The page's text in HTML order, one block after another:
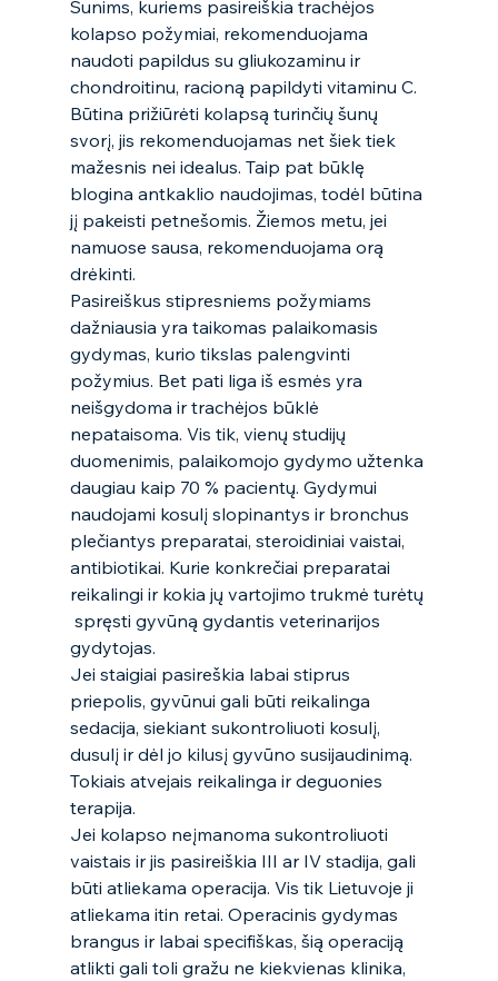
Šunims, kuriems pasireiškia trachėjos
kolapso požymiai, rekomenduojama
naudoti papildus su gliukozaminu ir
chondroitinu, racioną papildyti vitaminu C.
Būtina prižiūrėti kolapsą turinčių šunų
svorį, jis rekomenduojamas net šiek tiek
mažesnis nei idealus. Taip pat būklę
blogina antkaklio naudojimas, todėl būtina
jį pakeisti petnešomis. Žiemos metu, jei
namuose sausa, rekomenduojama orą
drėkinti.
Pasireiškus stipresniems požymiams
dažniausia yra taikomas palaikomasis
gydymas, kurio tikslas palengvinti
požymius. Bet pati liga iš esmės yra
neišgydoma ir trachėjos būklė
nepataisoma. Vis tik, vienų studijų
duomenimis, palaikomojo gydymo užtenka
daugiau kaip 70 % pacientų. Gydymui
naudojami kosulį slopinantys ir bronchus
plečiantys preparatai, steroidiniai vaistai,
antibiotikai. Kurie konkrečiai preparatai
reikalingi ir kokia jų vartojimo trukmė turėtų
spręsti gyvūną gydantis veterinarijos
gydytojas.
Jei staigiai pasireškia labai stiprus
priepolis, gyvūnui gali būti reikalinga
sedacija, siekiant sukontroliuoti kosulį,
dusulį ir dėl jo kilusį gyvūno susijaudinimą.
Tokiais atvejais reikalinga ir deguonies
terapija.
Jei kolapso neįmanoma sukontroliuoti
vaistais ir jis pasireiškia III ar IV stadija, gali
būti atliekama operacija. Vis tik Lietuvoje ji
atliekama itin retai. Operacinis gydymas
brangus ir labai specifiškas, šią operaciją
atlikti gali toli gražu ne kiekvienas klinika,